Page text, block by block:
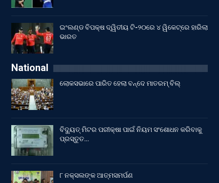
ଇଂଲଣ୍ଡ ବିପକ୍ଷ ଦ୍ୱିତୀୟ ଟି-୨୦ରେ ୪ ୱିକେଟ୍‌ରେ ହାରିଲା
ଭାରତ
National
ଲୋକସଭାରେ ପାରିତ ହେଲା ବନ୍ଦେ ମାତରମ୍‌ ବିଲ୍‌
ବିଦ୍ୟୁତ୍ ମିଟର ପରୀକ୍ଷା ପାଇଁ ନିୟମ ସଂଶୋଧନ କରିବାକୁ
ପ୍ରସ୍ତୁତ…
୮ ନକ୍ସଲଙ୍କ ଆତ୍ମସମର୍ପଣ